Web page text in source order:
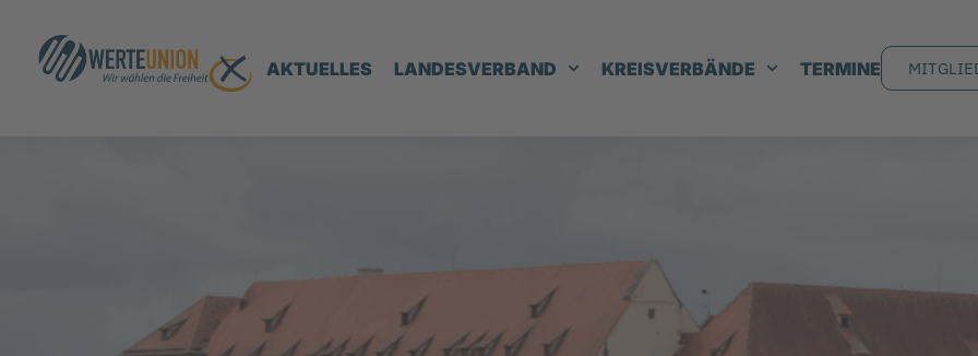
AKTUELLES LANDESVERBAND KREISVERBÄNDE TERMINE